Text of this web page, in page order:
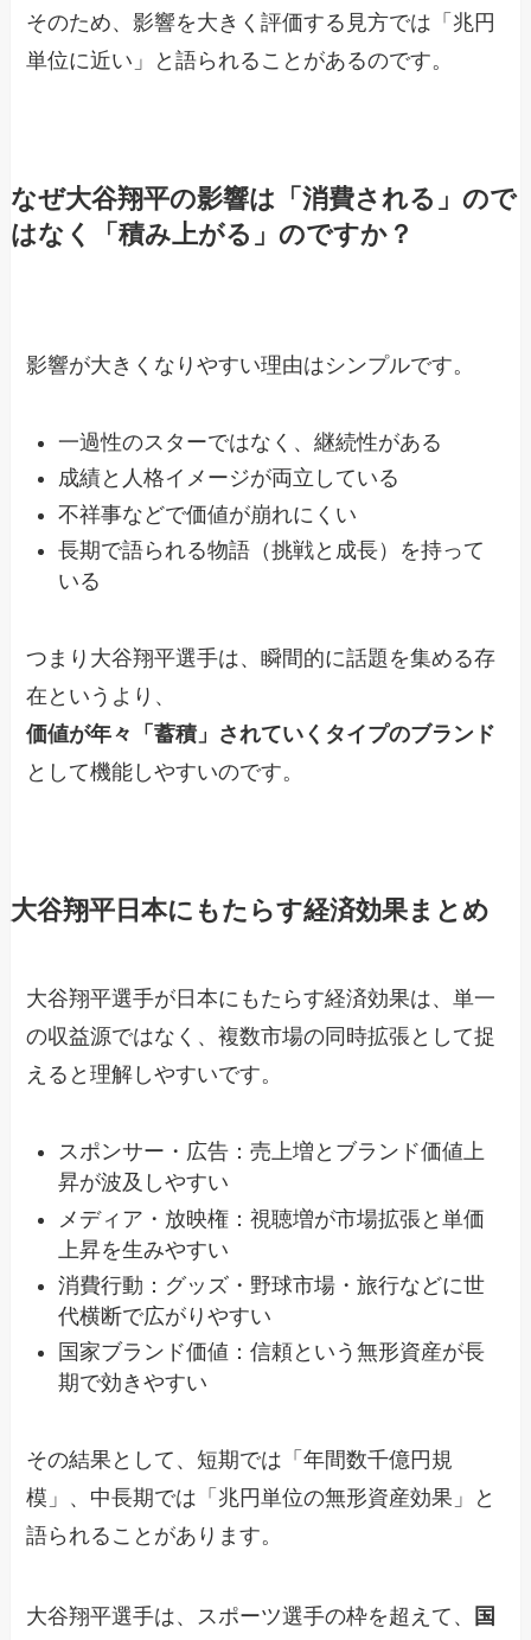
そのため、影響を大きく評価する見方では「兆円
単位に近い」と語られることがあるのです。
なぜ大谷翔平の影響は「消費される」ので
はなく「積み上がる」のですか？
影響が大きくなりやすい理由はシンプルです。
一過性のスターではなく、継続性がある
成績と人格イメージが両立している
不祥事などで価値が崩れにくい
長期で語られる物語（挑戦と成長）を持って
いる
つまり大谷翔平選手は、瞬間的に話題を集める存
在というより、
価値が年々「蓄積」されていくタイプのブランド
として機能しやすいのです。
大谷翔平日本にもたらす経済効果まとめ
大谷翔平選手が日本にもたらす経済効果は、単一
の収益源ではなく、複数市場の同時拡張として捉
えると理解しやすいです。
スポンサー・広告：売上増とブランド価値上
昇が波及しやすい
メディア・放映権：視聴増が市場拡張と単価
上昇を生みやすい
消費行動：グッズ・野球市場・旅行などに世
代横断で広がりやすい
国家ブランド価値：信頼という無形資産が長
期で効きやすい
その結果として、短期では「年間数千億円規
模」、中長期では「兆円単位の無形資産効果」と
語られることがあります。
大谷翔平選手は、スポーツ選手の枠を超えて、
国